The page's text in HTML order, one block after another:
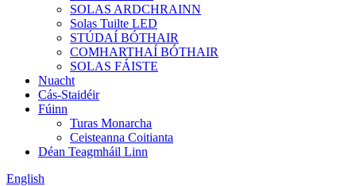
SOLAS ARDCHRAINN
Solas Tuilte LED
STÚDAÍ BÓTHAIR
COMHARTHAÍ BÓTHAIR
SOLAS FÁISTE
Nuacht
Cás-Staidéir
Fúinn
Turas Monarcha
Ceisteanna Coitianta
Déan Teagmháil Linn
English